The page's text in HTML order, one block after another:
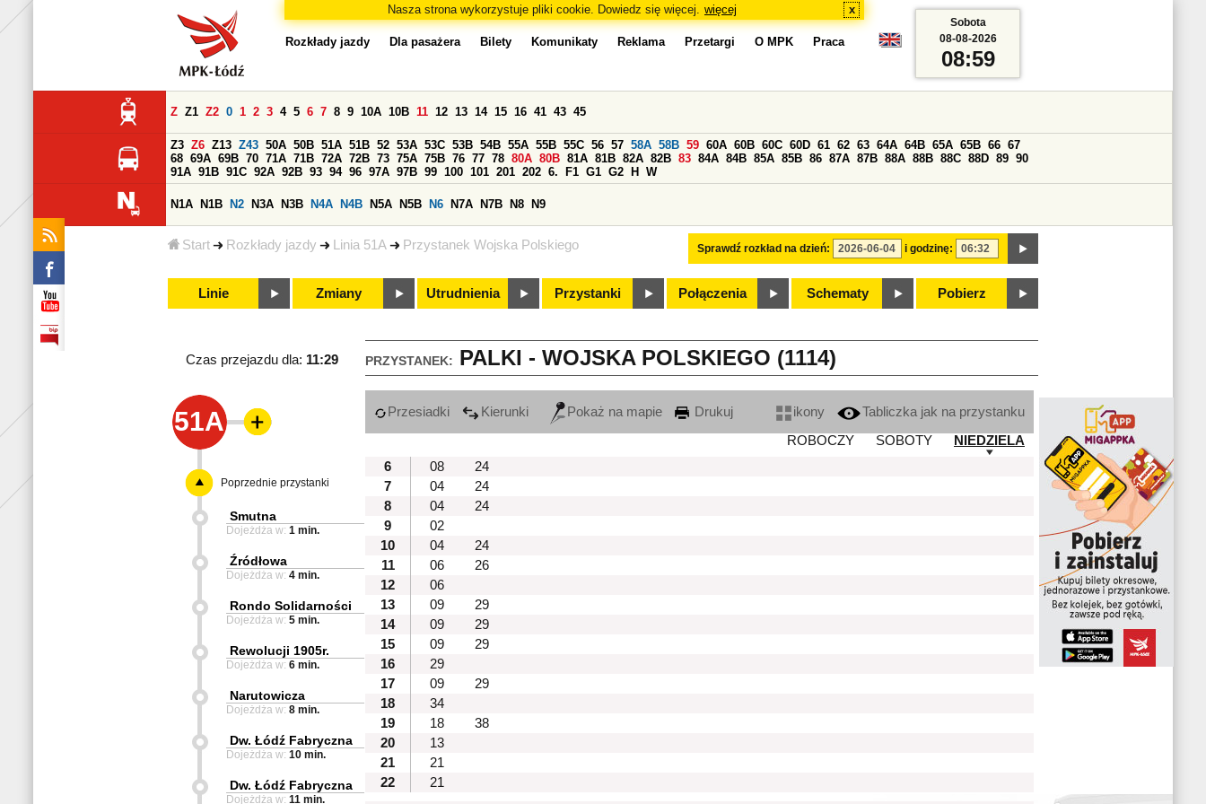
Nasza strona wykorzystuje pliki cookie. Dowiedz się więcej. więcej x
Start Rozkłady jazdy Linia 51A Przystanek Wojska Polskiego
Rozkłady jazdy Dla pasażera Bilety Komunikaty Reklama Przetargi O MPK Praca
Sprawdź rozkład na dzień: i godzinę:
Z Z1 Z2 0 1 2 3 4 5 6 7 8 9 10A 10B 11 12 13 14 15 16 41 43 45
Z3 Z6 Z13 Z43 50A 50B 51A 51B 52 53A 53C 53B 54B 55A 55B 55C 56 57 58A 58B 59 60A 60B 60C 60D 61 62 63 64A 64B 65A 65B 66 67
68 69A 69B 70 71A 71B 72A 72B 73 75A 75B 76 77 78 80A 80B 81A 81B 82A 82B 83 84A 84B 85A 85B 86 87A 87B 88A 88B 88C 88D 89 90
91A 91B 91C 92A 92B 93 94 96 97A 97B 99 100 101 201 202 6. F1 G1 G2 H W
N1A N1B N2 N3A N3B N4A N4B N5A N5B N6 N7A N7B N8 N9
Linie Zmiany Utrudnienia Przystanki Połączenia Schematy Pobierz
Sobota
08-08-2026
08:59
PRZYSTANEK: PALKI - WOJSKA POLSKIEGO (1114)
Czas przejazdu dla: 11:29
51A Przesiadki Kierunki Pokaż na mapie Drukuj ikony
Tabliczka jak na przystanku
ROBOCZY
SOBOTY
NIEDZIELA
6
08
24
7
04
24
8
04
24
9
02
10
04
24
11
06
26
12
06
13
09
29
14
09
29
15
09
29
16
29
17
09
29
18
34
19
18
38
20
13
21
21
22
21
Poprzednie przystanki
Smutna
Dojeżdża w: 1 min.
Źródłowa
Dojeżdża w: 4 min.
Rondo Solidarności
Dojeżdża w: 5 min.
Rewolucji 1905r.
Dojeżdża w: 6 min.
Narutowicza
Dojeżdża w: 8 min.
Dw. Łódź Fabryczna
Dojeżdża w: 10 min.
Dw. Łódź Fabryczna
Dojeżdża w: 11 min.